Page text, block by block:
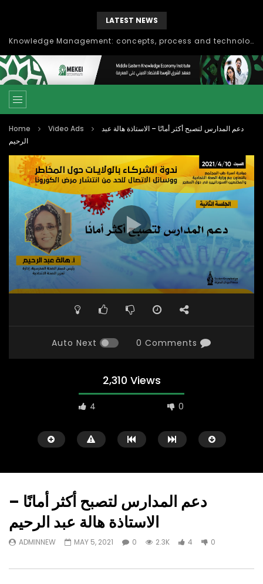
LATEST NEWS
Knowledge Management: concepts, process and technology
Home Video Ads
دعم المدارس لتصبح أكثر أمانًا – الاستاذة هالة عبد
الرحيم
Auto Next 0 Comments
2,310 Views
4 0
31:56
من التأزيم أم مفتاح للحل؟ Prof. Allam
الشباب: التحديات و الفرص
دعم المدارس لتصبح أكثر أمانًا –
الاستاذة هالة عبد الرحيم
ADMINNEW MAY 5, 2021 0 2.3K 4 0